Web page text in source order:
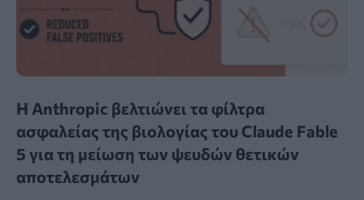
Η Anthropic βελτιώνει τα φίλτρα
ασφαλείας της βιολογίας του Claude Fable
5 για τη μείωση των ψευδών θετικών
αποτελεσμάτων